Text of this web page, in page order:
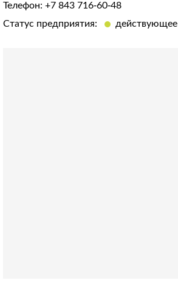
Телефон: +7 843 716-60-48
Статус предприятия:
действующее